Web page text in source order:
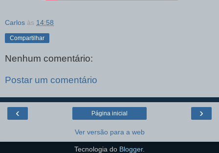
Carlos às 14:58
Compartilhar
Nenhum comentário:
Postar um comentário
‹ ›
Página inicial
Ver versão para a web
Tecnologia do Blogger.